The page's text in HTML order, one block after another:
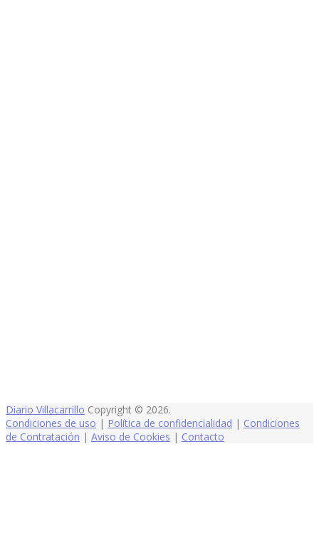
Diario Villacarrillo Copyright © 2026.
Condiciones de uso | Política de confidencialidad | Condiciones
de Contratación | Aviso de Cookies | Contacto